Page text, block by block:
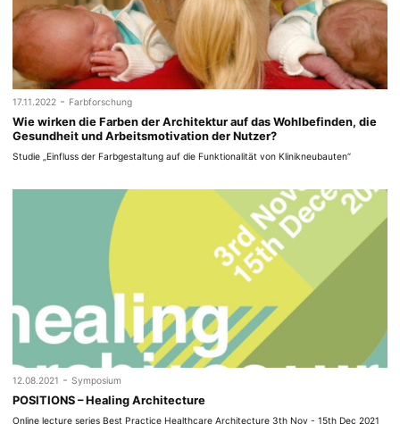
17.11.2022 - Farbforschung
Wie wirken die Farben der Architektur auf das Wohlbefinden, die
Gesundheit und Arbeitsmotivation der Nutzer?
Studie „Einfluss der Farbgestaltung auf die Funktionalität von Klinikneubauten“
12.08.2021 - Symposium
POSITIONS – Healing Architecture
Online lecture series Best Practice Healthcare Architecture 3th Nov - 15th Dec 2021